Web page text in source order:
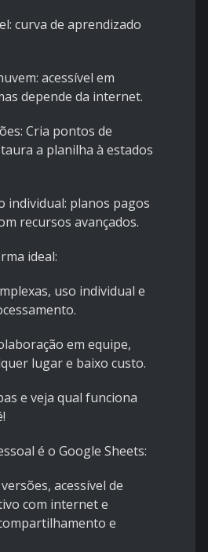
curva de aprendizado
acessível em
depende da internet.
Cria pontos de
a planilha à estados
individual: planos pagos
recursos avançados.
ideal:
uso individual e
em equipe,
lugar e baixo custo.
e veja qual funciona
é o Google Sheets:
acessível de
com internet e
e